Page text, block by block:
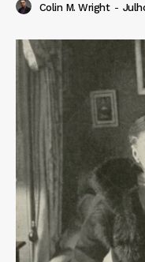
Colin M. Wright -